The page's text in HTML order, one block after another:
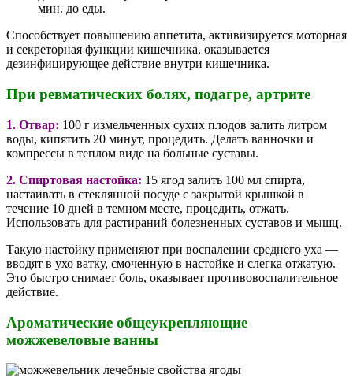
мин. до еды.
Способствует повышению аппетита, активизируется моторная
и секреторная функции кишечника, оказывается
дезинфицирующее действие внутри кишечника.
При ревматических болях, подагре, артрите
1. Отвар: 100 г измельченных сухих плодов залить литром
воды, кипятить 20 минут, процедить. Делать ванночки и
компрессы в теплом виде на больные суставы.
2. Спиртовая настойка: 15 ягод залить 100 мл спирта,
настаивать в стеклянной посуде с закрытой крышкой в
течение 10 дней в темном месте, процедить, отжать.
Использовать для растираний болезненных суставов и мышц.
Такую настойку применяют при воспалении среднего уха —
вводят в ухо ватку, смоченную в настойке и слегка отжатую.
Это быстро снимает боль, оказывает противовоспалительное
действие.
Ароматические общеукрепляющие
можжевеловые ванны